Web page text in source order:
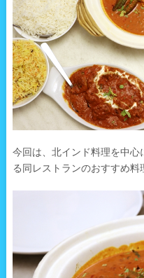
今回は、北インド料理を中
る同レストランのおすすめ料